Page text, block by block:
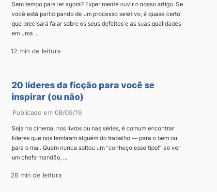
Sem tempo para ler agora? Experimente ouvir o nosso artigo. Se
você está participando de um processo seletivo, é quase certo
que precisará falar sobre os seus defeitos e as suas qualidades
em uma ...
12 min de leitura
20 líderes da ficção para você se
inspirar (ou não)
Publicado em 08/09/19
Seja no cinema, nos livros ou nas séries, é comum encontrar
líderes que nos lembram alguém do trabalho — para o bem ou
para o mal. Quem nunca soltou um “conheço esse tipo!” ao ver
um chefe mandão, ...
26 min de leitura